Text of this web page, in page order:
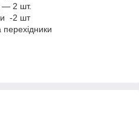
— 2 шт.
-2 шт
перехідники